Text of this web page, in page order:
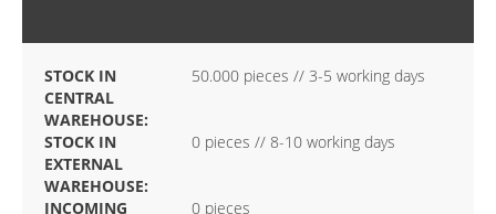
STOCK IN
CENTRAL
WAREHOUSE:
50.000 pieces // 3-5 working days
STOCK IN
EXTERNAL
WAREHOUSE:
0 pieces // 8-10 working days
INCOMING
0 pieces